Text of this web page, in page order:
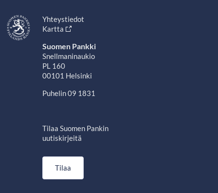
Yhteystiedot
Kartta
Suomen Pankki
Snellmaninaukio
PL 160
00101 Helsinki
Puhelin 09 1831
Tilaa Suomen Pankin
uutiskirjeitä
Tilaa